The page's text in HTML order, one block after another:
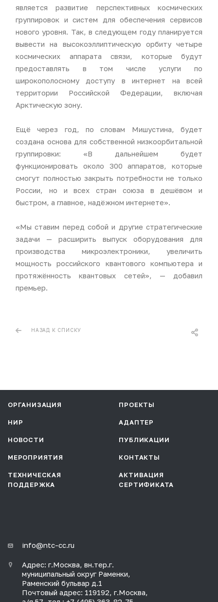
является развитие перспективных космических
группировок и систем для обеспечения сервисов
нового уровня. Так, в следующем году планируется
вывести на высокоэллиптическую орбиту четыре
космических аппарата связи, которые будут
предоставлять в том числе услуги по
широкополосному доступу в интернет на всей
территории Российской Федерации, включая
Арктическую зону.
Ещё через год, по словам Мишустина, будет
создана основа для собственной низкоорбитальной
группировки: «В дальнейшем будет
функционировать около 300 аппаратов, которые
смогут полностью закрыть потребности не только
России, но и всех стран союза в дешёвом и
быстром, а главное, надёжном интернете».
«Мы ставим перед собой и другие стратегические
задачи — расширить выпуск оборудования для
производства микроэлектроники, увеличить
мощность российского квантового компьютера и
протяжённость квантовых сетей», — добавил
премьер.
НАЗАД К СПИСКУ
ОРГАНИЗАЦИЯ ПРОЕКТЫ
НИР АДАПТЕР
НОВОСТИ ПУБЛИКАЦИИ
МЕРОПРИЯТИЯ КОНТАКТЫ
ТЕХНИЧЕСКАЯ
ПОДДЕРЖКА
АКТИВАЦИЯ
СЕРТИФИКАТА
info@ntc-cc.ru
Адрес: г.Москва, вн.тер.г.
муниципальный округ Раменки,
Раменский бульвар д.1
Почтовый адрес: 119192, г.Москва,